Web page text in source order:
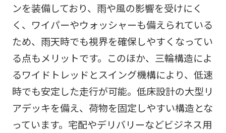
ンを装備しており、雨や風の影響を受けにく
く、ワイパーやウォッシャーも備えられている
ため、雨天時でも視界を確保しやすくなってい
る点もメリットです。このほか、三輪構造によ
るワイドトレッドとスイング機構により、低速
時でも安定した走行が可能。低床設計の大型リ
アデッキを備え、荷物を固定しやすい構造とな
っています。宅配やデリバリーなどビジネス用